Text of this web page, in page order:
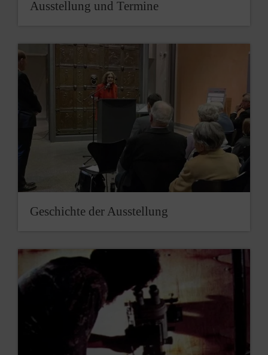
Ausstellung und Termine
Geschichte der Ausstellung